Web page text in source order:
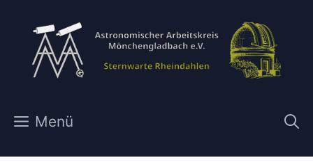
springen
Menü